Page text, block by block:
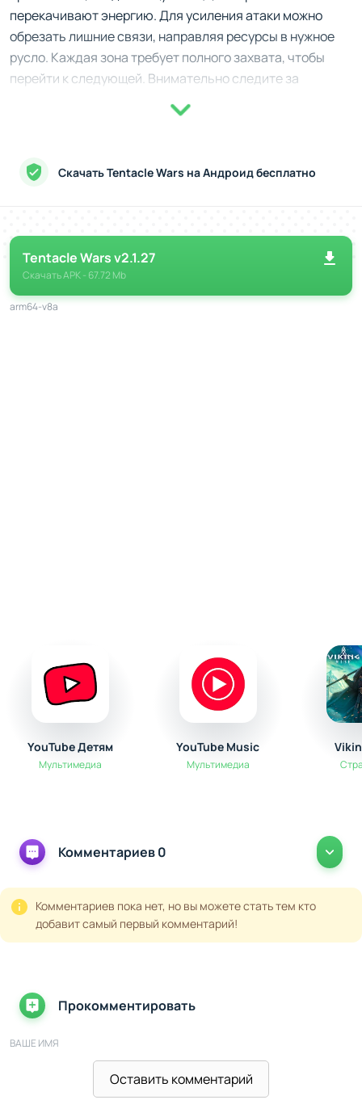
перекачивают энергию. Для усиления атаки можно
обрезать лишние связи, направляя ресурсы в нужное
русло. Каждая зона требует полного захвата, чтобы
перейти к следующей. Внимательно следите за
стратегического мышления, но и быстрой реакции.
ресурсы и предугадывать ходы противника.
Особенности и вызовы
80 уровней в режиме кампании.
Скачать Tentacle Wars на Андроид бесплатно
Tentacle Wars v2.1.27
СкачатьAPK- 67.72 Mb
arm64-v8a
YouTube Детям
Мультимедиа
YouTube Music
Мультимедиа
Комментариев 0
Комментариев пока нет, но вы можете стать тем кто
добавит самый первый комментарий!
Прокомментировать
ВАШЕ ИМЯ
Оставить комментарий